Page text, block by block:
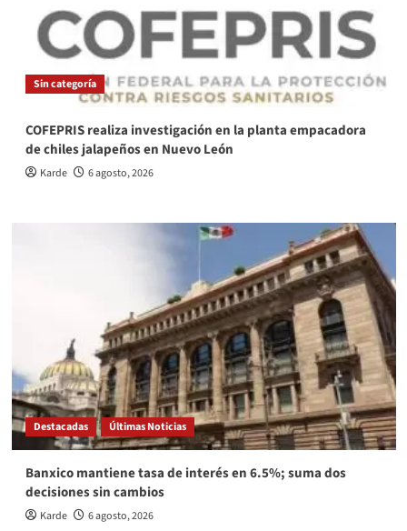
Sin categoría
COFEPRIS realiza investigación en la planta empacadora
de chiles jalapeños en Nuevo León
Karde 6 agosto, 2026
Destacadas Últimas Noticias
Banxico mantiene tasa de interés en 6.5%; suma dos
decisiones sin cambios
Karde 6 agosto, 2026